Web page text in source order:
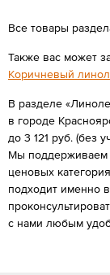
Все товары
Также вас может
Коричневый
В разделе
в городе
до 3 121 руб. (без
Мы поддерживаем
ценовых
подходит именно
с нами любым